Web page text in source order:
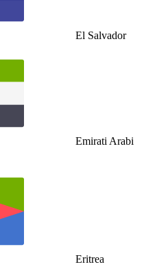
El Salvador
Emirati Arabi
Eritrea